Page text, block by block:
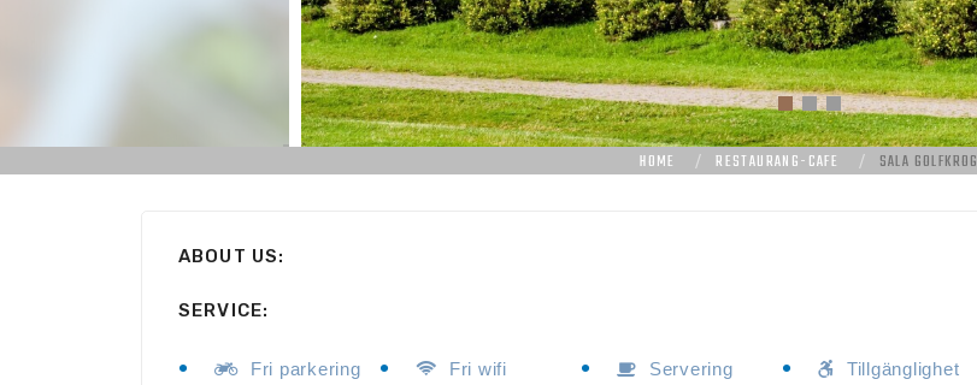
HOME RESTAURANG-CAFE SALA GOLFKROG
ABOUT US:
SERVICE:
Fri parkering Fri wifi Servering Tillgänglighet